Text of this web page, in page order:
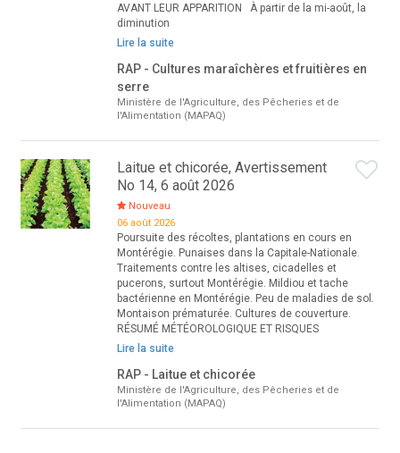
AVANT LEUR APPARITION À partir de la mi-août, la
diminution
Lire la suite
RAP - Cultures maraîchères et fruitières en
serre
Ministère de l'Agriculture, des Pêcheries et de
l'Alimentation (MAPAQ)
Laitue et chicorée, Avertissement
No 14, 6 août 2026
Nouveau
06 août 2026
Poursuite des récoltes, plantations en cours en
Montérégie. Punaises dans la Capitale-Nationale.
Traitements contre les altises, cicadelles et
pucerons, surtout Montérégie. Mildiou et tache
bactérienne en Montérégie. Peu de maladies de sol.
Montaison prématurée. Cultures de couverture.
RÉSUMÉ MÉTÉOROLOGIQUE ET RISQUES
Lire la suite
RAP - Laitue et chicorée
Ministère de l'Agriculture, des Pêcheries et de
l'Alimentation (MAPAQ)